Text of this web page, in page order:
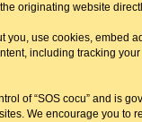
originating website
you, use cookies, embed
including tracking
of “SOS cocu” and is
We encourage you to